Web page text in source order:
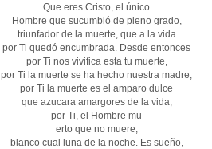
Que eres Cristo, el único
Hombre que sucumbió de pleno grado,
triunfador de la muerte, que a la vida
por Ti quedó encumbrada. Desde entonces
por Ti nos vivifica esta tu muerte,
por Ti la muerte se ha hecho nuestra madre,
por Ti la muerte es el amparo dulce
que azucara amargores de la vida;
por Ti, el Hombre mu
erto que no muere,
blanco cual luna de la noche. Es sueño,